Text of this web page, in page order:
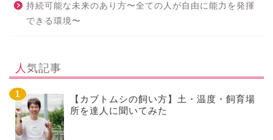
持続可能な未来のあり方〜全ての人が自由に能力を発揮
できる環境〜
人気記事
【カブトムシの飼い方】土・温度・飼育場
所を達人に聞いてみた